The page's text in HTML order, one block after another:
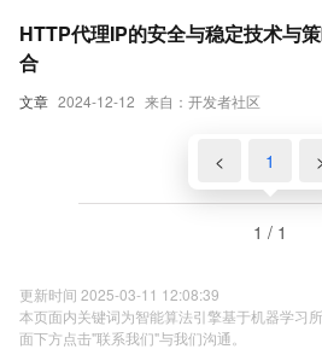
文章 2024-12-12 来自：开发者社区
HTTP代理IP的安全与稳定技术与
合
< 1
1 / 1
更新时间 2025-03-11 12:08:39
本页面内关键词为智能算法引擎基于机器学习
面下方点击"联系我们"与我们沟通。